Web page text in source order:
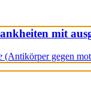
mit
(Antikörper gegen